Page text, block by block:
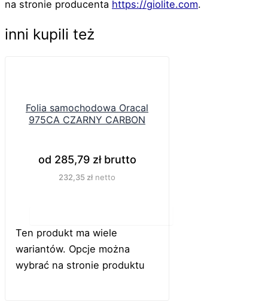
na stronie producenta https://giolite.com.
inni kupili też
Folia samochodowa Oracal
975CA CZARNY CARBON
od 285,79 złbrutto
232,35 złnetto
Ten produkt ma wiele
wariantów. Opcje można
wybrać na stronie produktu